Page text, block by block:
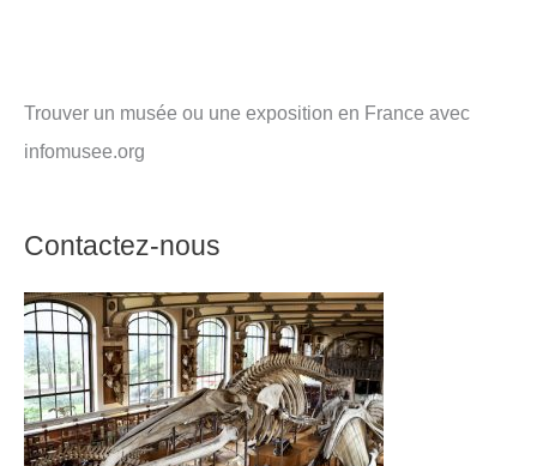
Trouver un musée ou une exposition en France avec
infomusee.org
Contactez-nous